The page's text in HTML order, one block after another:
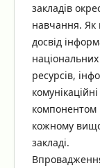
закладів
навчання. Як
досвід
національних
ресурсів,
компонентом
кожному
закладі.